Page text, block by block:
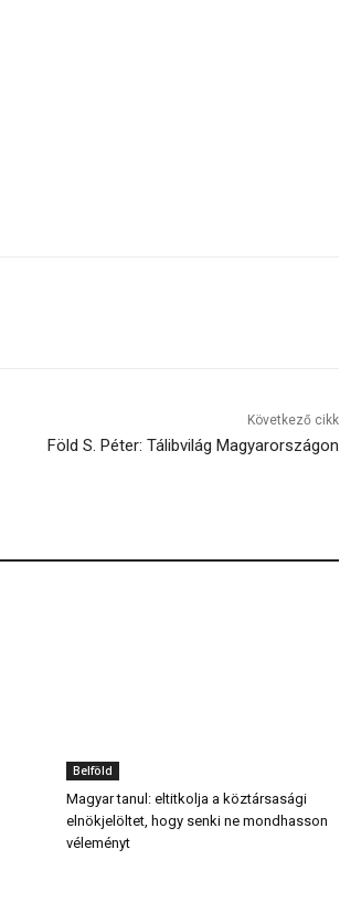
Következő cikk
Föld S. Péter: Tálibvilág Magyarországon
Belföld
Magyar tanul: eltitkolja a köztársasági
elnökjelöltet, hogy senki ne mondhasson
véleményt